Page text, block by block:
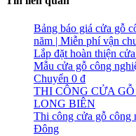
Bảng báo giá cửa gỗ
năm | Miễn phí vận
Lắp đặt hoàn thiện
Mẫu cửa gỗ công
Chuyển 0 đ
THI CÔNG CỬA
LONG BIÊN
Thi công cửa gỗ công
Đông